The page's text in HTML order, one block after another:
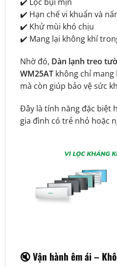
✔️ Hạn chế vi khuẩn và
✔️ Khử mùi khó chịu
✔️ Mang lại không khí
Nhờ đó, Dàn lạnh treo
WM25ATkhông chỉ mang
mà còn giúp bảo vệ sức
Đây là tính năng đặc biệt
gia đình có trẻ nhỏ hoặc
🔇 Vận hành êm ái –